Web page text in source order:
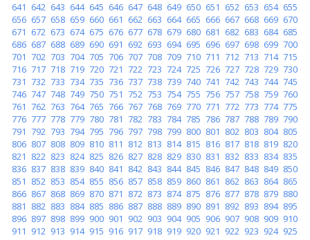
641 642 643 644 645 646 647 648 649 650 651 652 653 654 655
656 657 658 659 660 661 662 663 664 665 666 667 668 669 670
671 672 673 674 675 676 677 678 679 680 681 682 683 684 685
686 687 688 689 690 691 692 693 694 695 696 697 698 699 700
701 702 703 704 705 706 707 708 709 710 711 712 713 714 715
716 717 718 719 720 721 722 723 724 725 726 727 728 729 730
731 732 733 734 735 736 737 738 739 740 741 742 743 744 745
746 747 748 749 750 751 752 753 754 755 756 757 758 759 760
761 762 763 764 765 766 767 768 769 770 771 772 773 774 775
776 777 778 779 780 781 782 783 784 785 786 787 788 789 790
791 792 793 794 795 796 797 798 799 800 801 802 803 804 805
806 807 808 809 810 811 812 813 814 815 816 817 818 819 820
821 822 823 824 825 826 827 828 829 830 831 832 833 834 835
836 837 838 839 840 841 842 843 844 845 846 847 848 849 850
851 852 853 854 855 856 857 858 859 860 861 862 863 864 865
866 867 868 869 870 871 872 873 874 875 876 877 878 879 880
881 882 883 884 885 886 887 888 889 890 891 892 893 894 895
896 897 898 899 900 901 902 903 904 905 906 907 908 909 910
911 912 913 914 915 916 917 918 919 920 921 922 923 924 925